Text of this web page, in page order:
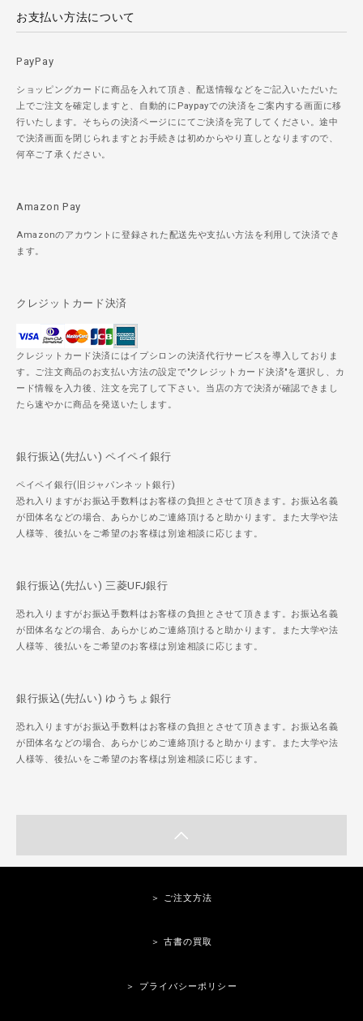
お支払い方法について
PayPay
ショッピングカードに商品を入れて頂き、配送情報などをご記入いただいた
上でご注文を確定しますと、自動的にPaypayでの決済をご案内する画面に移
行いたします。そちらの決済ページににてご決済を完了してください。途中
で決済画面を閉じられますとお手続きは初めからやり直しとなりますので、
何卒ご了承ください。
Amazon Pay
Amazonのアカウントに登録された配送先や支払い方法を利用して決済でき
ます。
クレジットカード決済
クレジットカード決済にはイプシロンの決済代行サービスを導入しておりま
す。ご注文商品のお支払い方法の設定で"クレジットカード決済"を選択し、カ
ード情報を入力後、注文を完了して下さい。当店の方で決済が確認できまし
たら速やかに商品を発送いたします。
銀行振込(先払い) ペイペイ銀行
ペイペイ銀行(旧ジャパンネット銀行)
恐れ入りますがお振込手数料はお客様の負担とさせて頂きます。お振込名義
が団体名などの場合、あらかじめご連絡頂けると助かります。また大学や法
人様等、後払いをご希望のお客様は別途相談に応じます。
銀行振込(先払い) 三菱UFJ銀行
恐れ入りますがお振込手数料はお客様の負担とさせて頂きます。お振込名義
が団体名などの場合、あらかじめご連絡頂けると助かります。また大学や法
人様等、後払いをご希望のお客様は別途相談に応じます。
銀行振込(先払い) ゆうちょ銀行
恐れ入りますがお振込手数料はお客様の負担とさせて頂きます。お振込名義
が団体名などの場合、あらかじめご連絡頂けると助かります。また大学や法
人様等、後払いをご希望のお客様は別途相談に応じます。
＞ ご注文方法
＞ 古書の買取
＞ プライバシーポリシー